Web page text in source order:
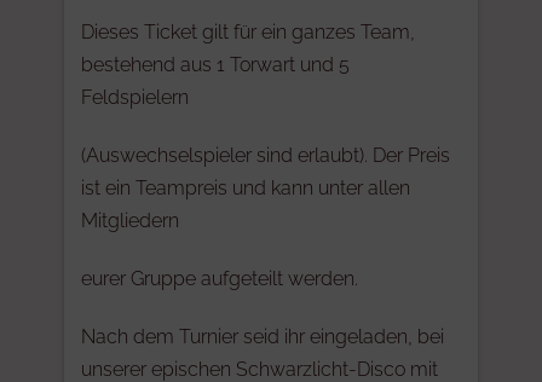
Dieses Ticket gilt für ein ganzes Team,
bestehend aus 1 Torwart und 5
Feldspielern
(Auswechselspieler sind erlaubt). Der Preis
ist ein Teampreis und kann unter allen
Mitgliedern
eurer Gruppe aufgeteilt werden.
Nach dem Turnier seid ihr eingeladen, bei
unserer epischen Schwarzlicht-Disco mit